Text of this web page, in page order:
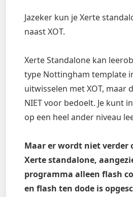
Jazeker kun je Xerte
naast XOT.
Xerte Standalone kan
type Nottingham template
uitwisselen met XOT, maar
NIET voor bedoelt. Je kunt
op een heel ander niveau
Maar er wordt niet verder
Xerte standalone,
programma alleen flash
en flash ten dode is